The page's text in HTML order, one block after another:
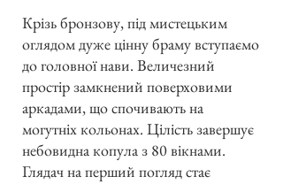
Крізь бронзову, під мистецьким
оглядом дуже цінну браму вступаємо
до головної нави. Величезний
простір замкнений поверховими
аркадами, що спочивають на
могутніх кольонах. Цілість завершує
небовидна копула з 80 вікнами.
Глядач на перший погляд стає